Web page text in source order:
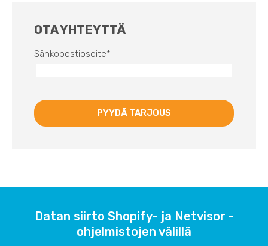
OTA YHTEYTTÄ
Sähköpostiosoite*
Datan siirto Shopify- ja Netvisor -
ohjelmistojen välillä